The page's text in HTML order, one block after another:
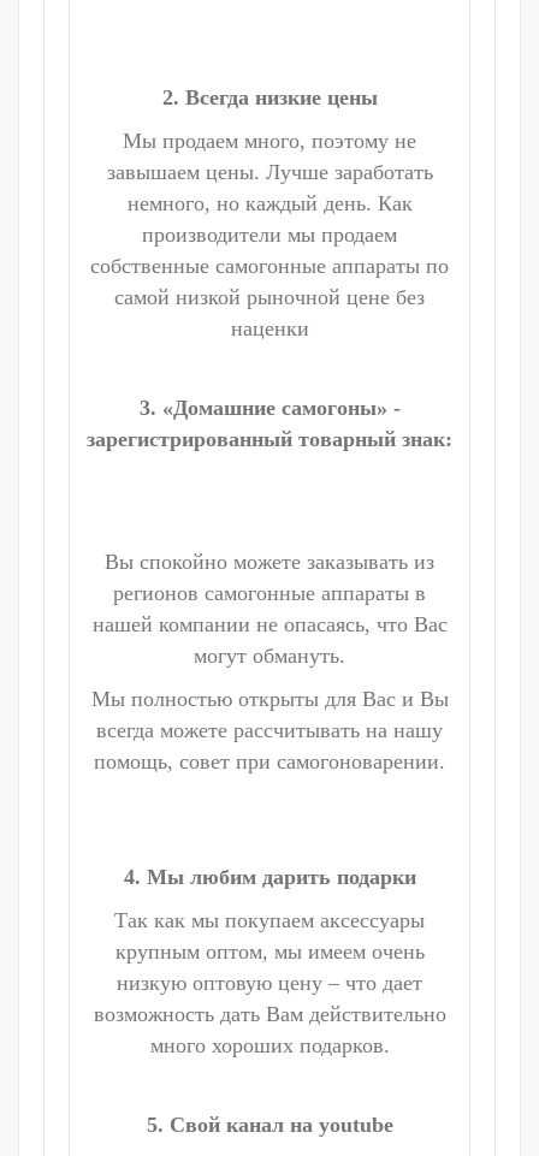
2. Всегда низкие цены
Мы продаем много, поэтому не
завышаем цены. Лучше заработать
немного, но каждый день. Как
производители мы продаем
собственные самогонные аппараты по
самой низкой рыночной цене без
наценки
3. «Домашние самогоны» -
зарегистрированный товарный знак:
Вы спокойно можете заказывать из
регионов самогонные аппараты в
нашей компании не опасаясь, что Вас
могут обмануть.
Мы полностью открыты для Вас и Вы
всегда можете рассчитывать на нашу
помощь, совет при самогоноварении.
4. Мы любим дарить подарки
Так как мы покупаем аксессуары
крупным оптом, мы имеем очень
низкую оптовую цену – что дает
возможность дать Вам действительно
много хороших подарков.
5. Свой канал на youtube